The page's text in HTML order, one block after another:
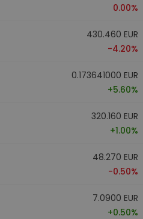
0.00%
430.460 EUR
-4.20%
0.173641000 EUR
+5.60%
320.160 EUR
+1.00%
48.270 EUR
-0.50%
7.0900 EUR
+0.50%